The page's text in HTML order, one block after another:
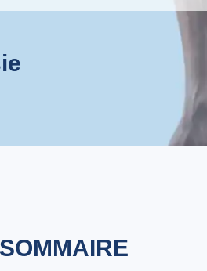
SOMMAIRE